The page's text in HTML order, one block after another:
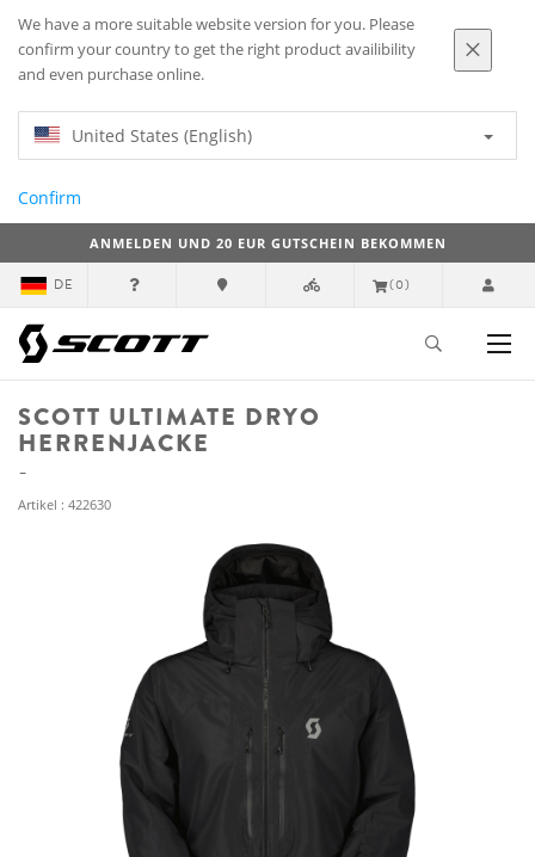
We have a more suitable website version for you. Please
confirm your country to get the right product availibility
and even purchase online.
United States (English)
Confirm
ANMELDEN UND 20 EUR GUTSCHEIN BEKOMMEN
DE (0)
SCOTT ULTIMATE DRYO
HERRENJACKE
Artikel : 422630